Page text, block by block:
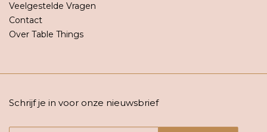
Veelgestelde Vragen
Contact
Over Table Things
Schrijf je in voor onze nieuwsbrief